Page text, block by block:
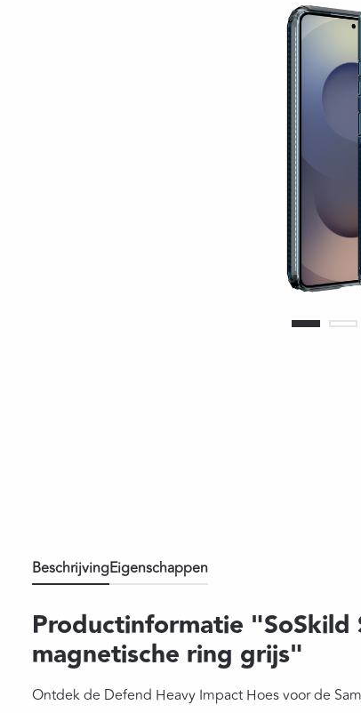
BeschrijvingEigenschappen
Productinformatie "SoSkild
magnetische ring grijs"
Ontdek de Defend Heavy Impact Hoes voor de